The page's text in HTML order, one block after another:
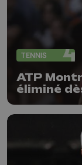
TENNIS
ATP
éliminé